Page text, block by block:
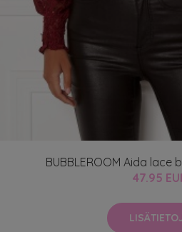
BUBBLEROOM Aida lace
47.95